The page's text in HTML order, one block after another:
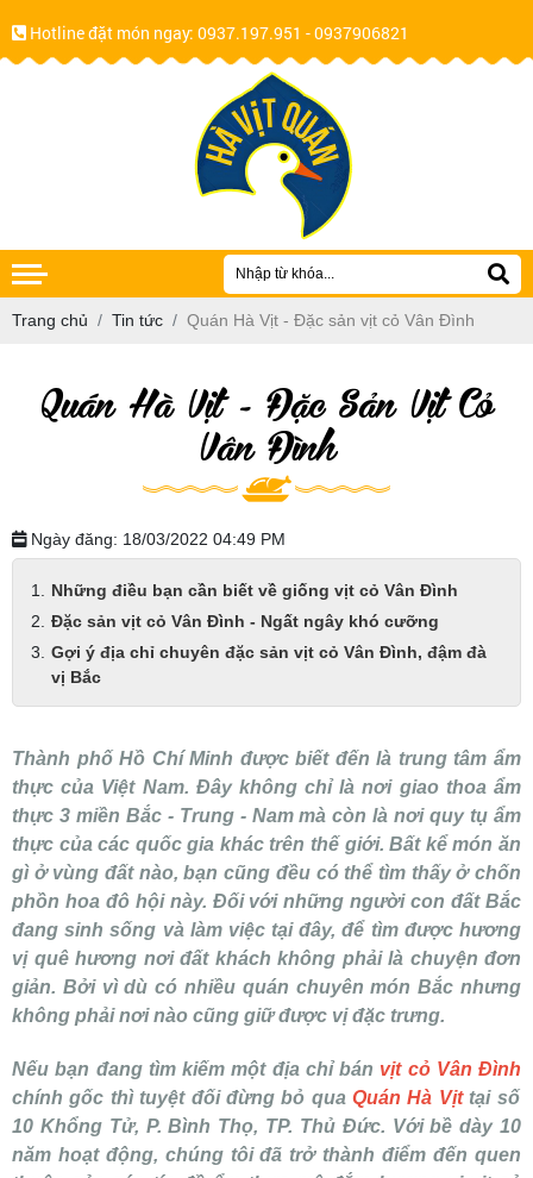
Hotline đặt món ngay: 0937.197.951 - 0937906821
Trang chủ Tin tức Quán Hà Vịt - Đặc sản vịt cỏ Vân Đình
Quán Hà Vịt - Đặc Sản Vịt Cỏ
Vân Đình
Ngày đăng: 18/03/2022 04:49 PM
Những điều bạn cần biết về giống vịt cỏ Vân Đình
Đặc sản vịt cỏ Vân Đình - Ngất ngây khó cưỡng
Gợi ý địa chỉ chuyên đặc sản vịt cỏ Vân Đình, đậm đà
vị Bắc
Thành phố Hồ Chí Minh được biết đến là trung tâm ẩm
thực của Việt Nam. Đây không chỉ là nơi giao thoa ẩm
thực 3 miền Bắc - Trung - Nam mà còn là nơi quy tụ ẩm
thực của các quốc gia khác trên thế giới. Bất kể món ăn
gì ở vùng đất nào, bạn cũng đều có thể tìm thấy ở chốn
phồn hoa đô hội này. Đối với những người con đất Bắc
đang sinh sống và làm việc tại đây, để tìm được hương
vị quê hương nơi đất khách không phải là chuyện đơn
giản. Bởi vì dù có nhiều quán chuyên món Bắc nhưng
không phải nơi nào cũng giữ được vị đặc trưng.
Nếu bạn đang tìm kiếm một địa chỉ bán vịt cỏ Vân Đình
chính gốc thì tuyệt đối đừng bỏ quaQuán Hà Vịttại số
10 Khổng Tử, P. Bình Thọ, TP. Thủ Đức. Với bề dày 10
năm hoạt động, chúng tôi đã trở thành điểm đến quen